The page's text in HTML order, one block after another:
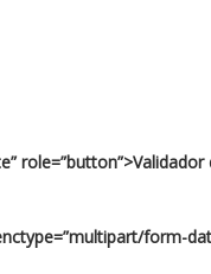
form-